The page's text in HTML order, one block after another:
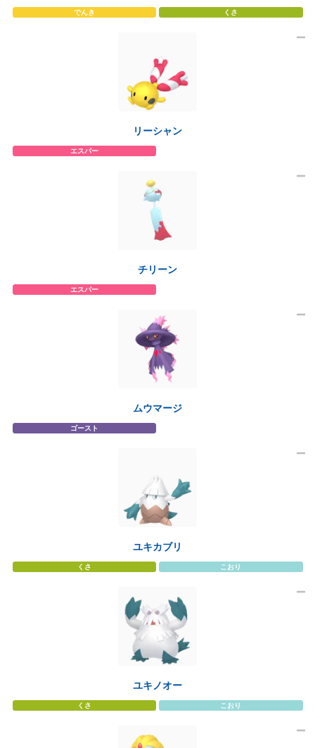
でんき くさ
リーシャン
エスパー
チリーン
エスパー
ムウマージ
ゴースト
ユキカブリ
くさ こおり
ユキノオー
くさ こおり